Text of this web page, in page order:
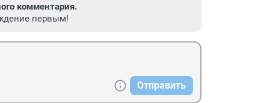
комментария.
первым!
Отправить